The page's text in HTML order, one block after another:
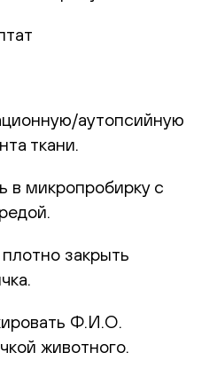
аутопсийную
ткани.
в микропробирку с
закрыть
Ф.И.О.
животного.